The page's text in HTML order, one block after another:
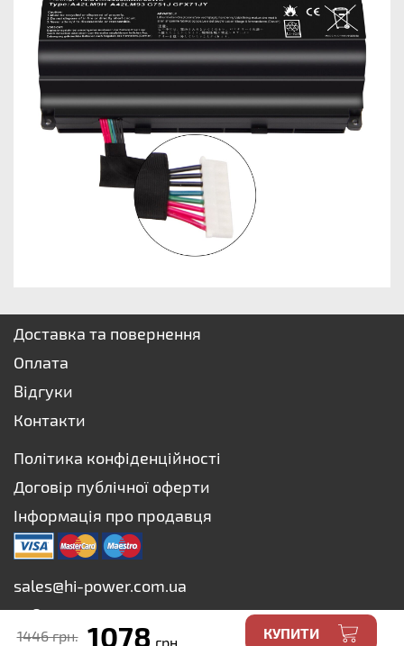
1446 грн. 1078 грн.
КУПИТИ
Доставка та повернення
Оплата
Відгуки
Контакти
Політика конфіденційності
Договір публічної оферти
Інформація про продавця
sales@hi-power.com.ua
+38 073 627-75-73